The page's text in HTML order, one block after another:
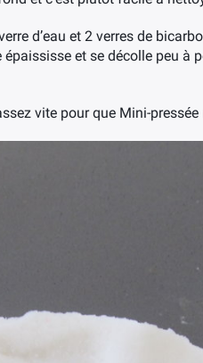
d’eau et 2 verres de
et se décolle peu à
vite pour que Mini-pressée